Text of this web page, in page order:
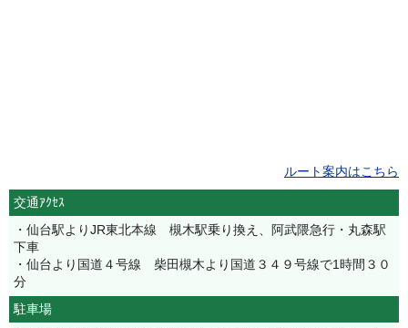
ルート案内はこちら
交通ｱｸｾｽ
・仙台駅よりJR東北本線 槻木駅乗り換え、阿武隈急行・丸森駅
下車
・仙台より国道４号線 柴田槻木より国道３４９号線で1時間３０
分
駐車場